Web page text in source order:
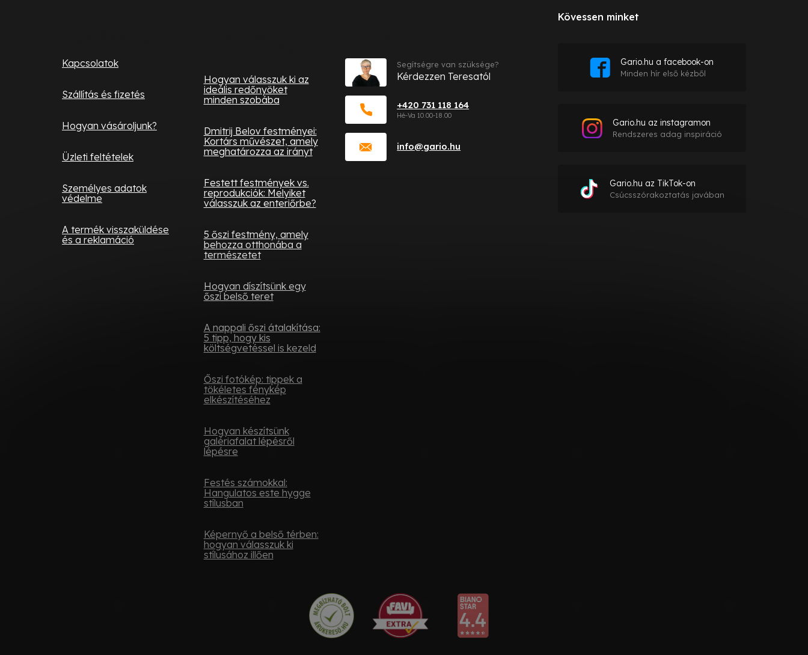
Kapcsolatok
Szállítás és fizetés
Hogyan vásároljunk?
Üzleti feltételek
Személyes adatok
védelme
A termék visszaküldése
és a reklamáció
Hogyan válasszuk ki az
ideális redőnyöket
minden szobába
Dmitrij Belov festményei:
Kortárs művészet, amely
meghatározza az irányt
Festett festmények vs.
reprodukciók: Melyiket
válasszuk az enteriőrbe?
5 őszi festmény, amely
behozza otthonába a
természetet
Hogyan díszítsünk egy
őszi belső teret
A nappali őszi átalakítása:
5 tipp, hogy kis
költségvetéssel is kezeld
Őszi fotókép: tippek a
tökéletes fénykép
elkészítéséhez
Hogyan készítsünk
galériafalat lépésről
lépésre
Festés számokkal:
Hangulatos este hygge
stílusban
Képernyő a belső térben:
hogyan válasszuk ki
stílusához illően
info@gario.hu
+420 731 118 164
Segítségre van szüksége?
Kérdezzen Teresatól
Kövessen minket
Gario.hu a facebook-on
Minden hír első kézből
Gario.hu az instagramon
Rendszeres adag inspiráció
Gario.hu az TikTok-on
Csúcsszórakoztatás javában